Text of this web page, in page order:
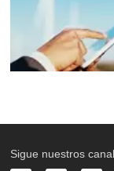
Sigue nuestros